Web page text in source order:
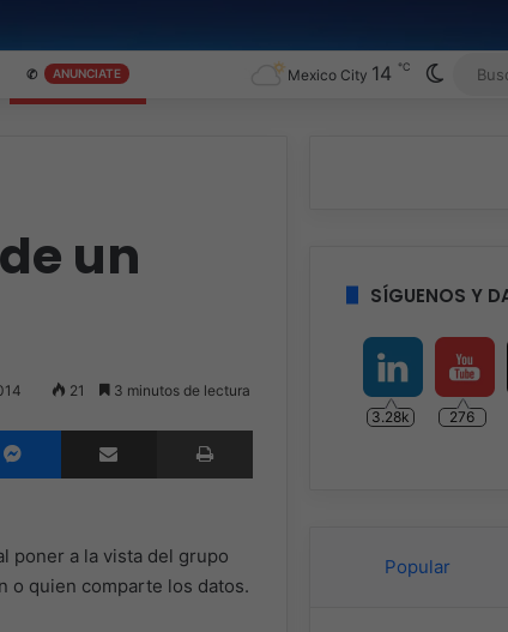
✆ ANUNCIATE Mexico City 14 ℃
un
21 3 minutos de lectura
Messenger Compartir por correo electrónico Imprimir
poner a la vista del grupo
o quien comparte los datos.
SÍGUENOS Y
3.28k 276
Popular